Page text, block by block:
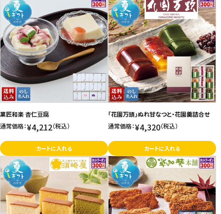
菓匠和楽 杏仁豆腐
通常価格：¥4,212（税込）
カートに入れる
「花園万頭」ぬれ甘なつと・花園羹詰合せ
通常価格：¥4,320（税込）
カートに入れる